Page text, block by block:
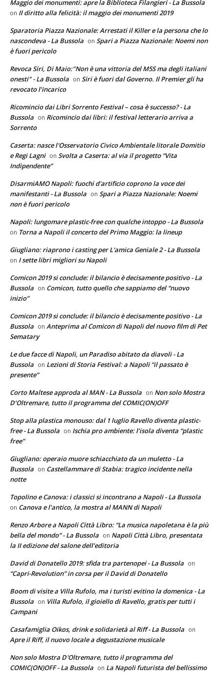
Maggio dei monumenti: apre la Biblioteca Filangieri - La Bussola
on Il diritto alla felicità: il maggio dei monumenti 2019
Sparatoria Piazza Nazionale: Arrestati il Killer e la persona che lo
nascondeva - La Bussola on Spari a Piazza Nazionale: Noemi non
è fuori pericolo
Revoca Siri, Di Maio:"Non è una vittoria del M5S ma degli italiani
onesti" - La Bussola on Siri è fuori dal Governo. Il Premier gli ha
revocato l’incarico
Ricomincio dai Libri Sorrento Festival – cosa è successo? - La
Bussola on Ricomincio dai libri: il festival letterario arriva a
Sorrento
Caserta: nasce l'Osservatorio Civico Ambientale litorale Domitio
e Regi Lagni on Svolta a Caserta: al via il progetto “Vita
Indipendente”
DisarmiAMO Napoli: fuochi d'artificio coprono la voce dei
manifestanti - La Bussola on Spari a Piazza Nazionale: Noemi
non è fuori pericolo
Napoli: lungomare plastic-free con qualche intoppo - La Bussola
on Torna a Napoli il concerto del Primo Maggio: la lineup
Giugliano: riaprono i casting per L'amica Geniale 2 - La Bussola
on I sette libri migliori su Napoli
Comicon 2019 si conclude: il bilancio è decisamente positivo - La
Bussola on Comicon, tutto quello che sappiamo del “nuovo
inizio”
Comicon 2019 si conclude: il bilancio è decisamente positivo - La
Bussola on Anteprima al Comicon di Napoli del nuovo film di Pet
Sematary
Le due facce di Napoli, un Paradiso abitato da diavoli - La
Bussola on Lezioni di Storia Festival: a Napoli “il passato è
presente”
Corto Maltese approda al MAN - La Bussola on Non solo Mostra
D’Oltremare, tutto il programma del COMIC(ON)OFF
Stop alla plastica monouso: dal 1 luglio Ravello diventa plastic-
free - La Bussola on Ischia pro ambiente: l’isola diventa “plastic
free”
Giugliano: operaio muore schiacchiato da un muletto - La
Bussola on Castellammare di Stabia: tragico incidente nella
notte
Topolino e Canova: i classici si incontrano a Napoli - La Bussola
on Canova e l’antico, la mostra al MANN di Napoli
Renzo Arbore a Napoli Città Libro: “La musica napoletana è la più
bella del mondo” - La Bussola on Napoli Città Libro, presentata
la II edizione del salone dell’editoria
David di Donatello 2019: sfida tra partenopei - La Bussola on
“Capri-Revolution” in corsa per il David di Donatello
Boom di visite a Villa Rufolo, ma i turisti evitino la domenica - La
Bussola on Villa Rufolo, il gioiello di Ravello, gratis per tutti i
Campani
Casafamiglia Oikos, drink e solidarietà al Riff - La Bussola on
Apre il Riff, il nuovo locale a degustazione musicale
Non solo Mostra D'Oltremare, tutto il programma del
COMIC(ON)OFF - La Bussola on La Napoli futurista del bellissimo